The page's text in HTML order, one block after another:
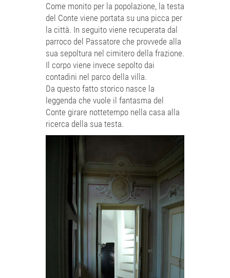
Come monito per la popolazione, la testa
del Conte viene portata su una picca per
la città. In seguito viene recuperata dal
parroco del Passatore che provvede alla
sua sepoltura nel cimitero della frazione.
Il corpo viene invece sepolto dai
contadini nel parco della villa.
Da questo fatto storico nasce la
leggenda che vuole il fantasma del
Conte girare nottetempo nella casa alla
ricerca della sua testa.